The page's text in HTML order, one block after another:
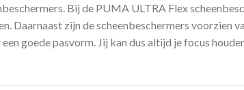
Bij de PUMA ULTRA Flex
Daarnaast zijn de scheenbeschermers voorzien
goede pasvorm. Jij kan dus altijd je focus